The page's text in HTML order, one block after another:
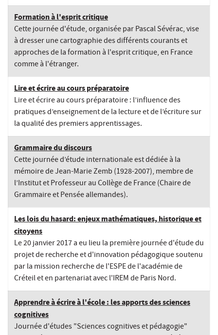
Formation à l'esprit critique
Cette journée d'étude, organisée par Pascal Sévérac, vise
à dresser une cartographie des différents courants et
approches de la formation à l'esprit critique, en France
comme à l'étranger.
Lire et écrire au cours préparatoire
Lire et écrire au cours préparatoire : l’influence des
pratiques d’enseignement de la lecture et de l’écriture sur
la qualité des premiers apprentissages.
Grammaire du discours
Cette journée d’étude internationale est dédiée à la
mémoire de Jean-Marie Zemb (1928-2007), membre de
l’Institut et Professeur au Collège de France (Chaire de
Grammaire et Pensée allemandes).
Les lois du hasard: enjeux mathématiques, historique et
citoyens
Le 20 janvier 2017 a eu lieu la première journée d'étude du
projet de recherche et d'innovation pédagogique soutenu
par la mission recherche de l'ESPE de l'académie de
Créteil et en partenariat avec l'IREM de Paris Nord.
Apprendre à écrire à l'école : les apports des sciences
cognitives
Journée d'études "Sciences cognitives et pédagogie"